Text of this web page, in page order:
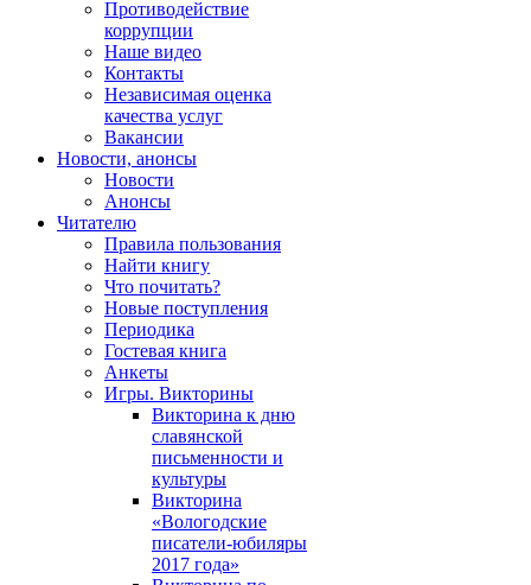
Противодействие
коррупции
Наше видео
Контакты
Независимая оценка
качества услуг
Вакансии
Новости, анонсы
Новости
Анонсы
Читателю
Правила пользования
Найти книгу
Что почитать?
Новые поступления
Периодика
Гостевая книга
Анкеты
Игры. Викторины
Викторина к дню
славянской
письменности и
культуры
Викторина
«Вологодские
писатели-юбиляры
2017 года»